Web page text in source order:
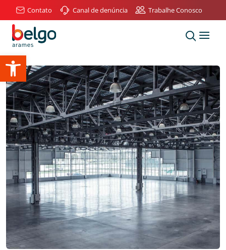
Abrir a barra de ferramentas
Contato Canal de denúncia Trabalhe Conosco